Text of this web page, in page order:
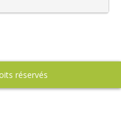
réservés